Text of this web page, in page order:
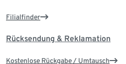
Filialfinder
Rücksendung & Reklamation
Kostenlose Rückgabe / Umtausch